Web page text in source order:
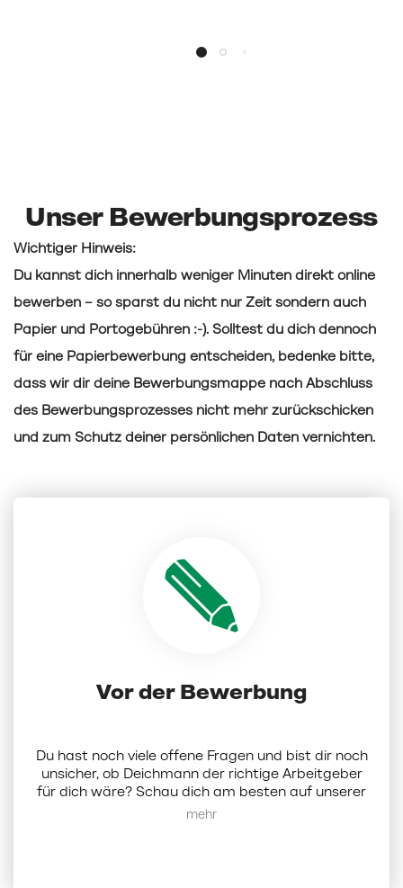
Unser Bewerbungsprozess
Wichtiger Hinweis:
Du kannst dich innerhalb weniger Minuten direkt online
bewerben – so sparst du nicht nur Zeit sondern auch
Papier und Portogebühren :-). Solltest du dich dennoch
für eine Papierbewerbung entscheiden, bedenke bitte,
dass wir dir deine Bewerbungsmappe nach Abschluss
des Bewerbungsprozesses nicht mehr zurückschicken
und zum Schutz deiner persönlichen Daten vernichten.
Vor der Bewerbung
Du hast noch viele offene Fragen und bist dir noch
unsicher, ob Deichmann der richtige Arbeitgeber
für dich wäre? Schau dich am besten auf unserer
findest du alle Infos zu uns
Mehr anzeigen